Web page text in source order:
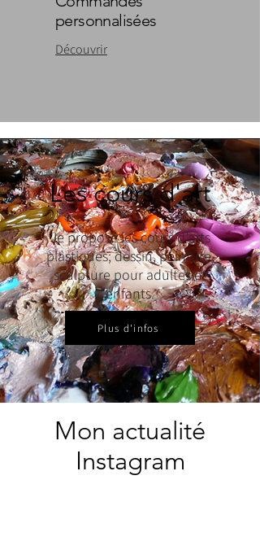
personnalisées
Découvrir
Les cours d'art
Je propose les cours d’arts
plastiques; dessin, peinture,
sculpture pour adultes et
enfants.
Plus d'infos
Mon actualité
Instagram